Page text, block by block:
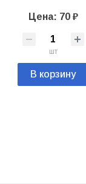
Цена: 70 ₽
шт
В корзину